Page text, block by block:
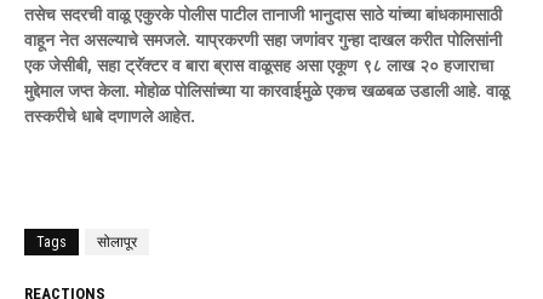
तसेच सदरची वाळू एकुरके पोलीस पाटील तानाजी भानुदास साठे यांच्या बांधकामासाठी
वाहून नेत असल्याचे समजले. याप्रकरणी सहा जणांवर गुन्हा दाखल करीत पोलिसांनी
एक जेसीबी, सहा ट्रॅक्टर व बारा ब्रास वाळूसह असा एकूण ९८ लाख २० हजाराचा
मुद्देमाल जप्त केला. मोहोळ पोलिसांच्या या कारवाईमुळे एकच खळबळ उडाली आहे. वाळू
तस्करीचे धाबे दणाणले आहेत.
Tags सोलापूर
REACTIONS